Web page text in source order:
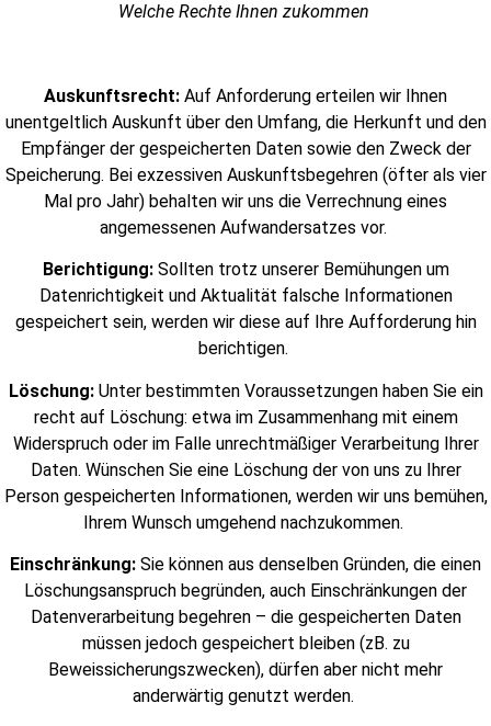
Welche Rechte Ihnen zukommen
Auskunftsrecht: Auf Anforderung erteilen wir Ihnen
unentgeltlich Auskunft über den Umfang, die Herkunft und den
Empfänger der gespeicherten Daten sowie den Zweck der
Speicherung. Bei exzessiven Auskunftsbegehren (öfter als vier
Mal pro Jahr) behalten wir uns die Verrechnung eines
angemessenen Aufwandersatzes vor.
Berichtigung:Sollten trotz unserer Bemühungen um
Datenrichtigkeit und Aktualität falsche Informationen
gespeichert sein, werden wir diese auf Ihre Aufforderung hin
berichtigen.
Löschung:Unter bestimmten Voraussetzungen haben Sie ein
recht auf Löschung: etwa im Zusammenhang mit einem
Widerspruch oder im Falle unrechtmäßiger Verarbeitung Ihrer
Daten. Wünschen Sie eine Löschung der von uns zu Ihrer
Person gespeicherten Informationen, werden wir uns bemühen,
Ihrem Wunsch umgehend nachzukommen.
Einschränkung: Sie können aus denselben Gründen, die einen
Löschungsanspruch begründen, auch Einschränkungen der
Datenverarbeitung begehren – die gespeicherten Daten
müssen jedoch gespeichert bleiben (zB. zu
Beweissicherungszwecken), dürfen aber nicht mehr
anderwärtig genutzt werden.